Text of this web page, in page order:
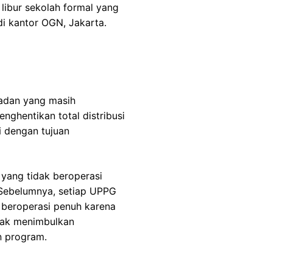
sekolah formal yang
kantor OGN, Jakarta.
yang masih
total distribusi
dengan tujuan
tidak beroperasi
setiap UPPG
penuh karena
menimbulkan
program.